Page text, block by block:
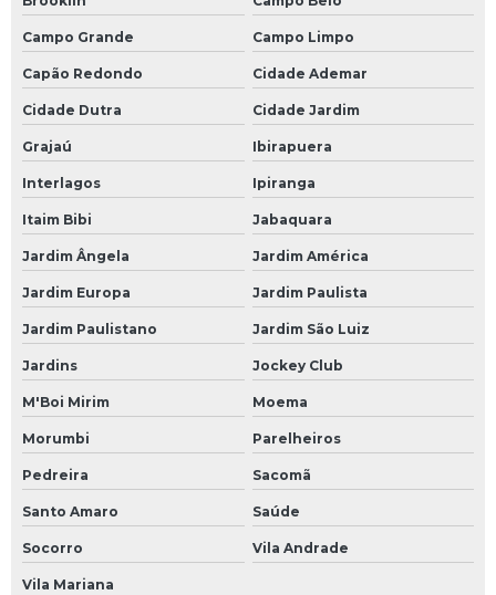
Campo Grande Campo Limpo
Capão Redondo Cidade Ademar
Cidade Dutra Cidade Jardim
Grajaú Ibirapuera
Interlagos Ipiranga
Itaim Bibi Jabaquara
Jardim Ângela Jardim América
Jardim Europa Jardim Paulista
Jardim Paulistano Jardim São Luiz
Jardins Jockey Club
M'Boi Mirim Moema
Morumbi Parelheiros
Pedreira Sacomã
Santo Amaro Saúde
Socorro Vila Andrade
Vila Mariana